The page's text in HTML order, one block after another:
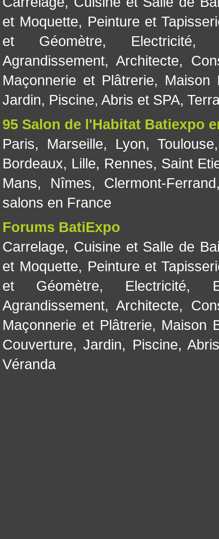
et Moquette, Peinture et
et Géomètre, Electricité
Agrandissement, Architecte,
Maçonnerie et Plâtrerie, Maison
Jardin, Piscine, Abris et SPA,
95 Salon de l'Habitat Batiexpo
Paris, Marseille, Lyon, Toulouse
Bordeaux, Lille, Rennes, Saint
Mans, Nîmes, Clermont-Ferrand
salons en France
Forums BatiExpo
Carrelage, Cuisine et Salle de
et Moquette, Peinture et
et Géomètre, Electricité,
Agrandissement, Architecte,
Maçonnerie et Plâtrerie, Maison
Couverture,Jardin, Piscine,
Véranda